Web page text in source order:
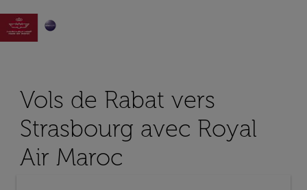

Vols de Rabat vers
Strasbourg avec Royal
Air Maroc